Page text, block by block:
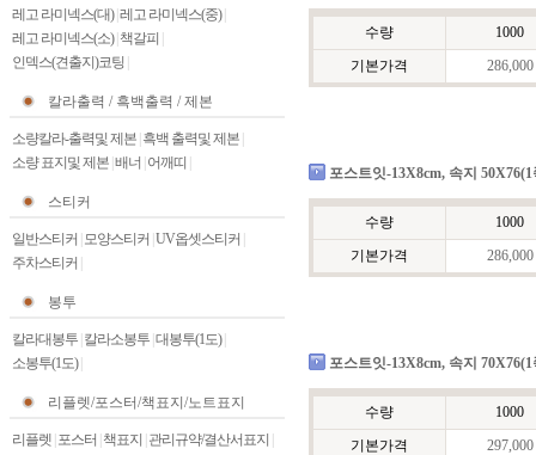
레고 라미넥스(대)| 레고 라미넥스(중)|
레고 라미넥스(소)| 책갈피
인덱스(견출지)코팅
칼라출력 / 흑백출력 / 제본
소량칼라-출력및 제본 흑백 출력및 제본
소량 표지및 제본 배너 어깨띠
스티커
일반스티커 모양스티커 UV옵셋스티커
주차스티커
봉투
칼라대봉투 칼라소봉투 대봉투(1도)|
소봉투(1도)|
리플렛/포스터/책표지/노트표지
리플렛 포스터 책표지 관리규약/결산서표지
수량
1000
기본가격
286,000
포스트잇-13X8cm, 속지
수량
1000
기본가격
286,000
포스트잇-13X8cm, 속지
수량
1000
기본가격
297,000